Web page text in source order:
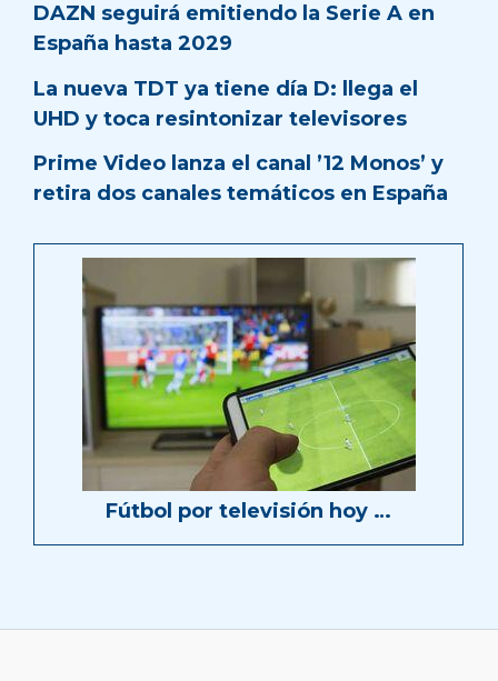
DAZN seguirá emitiendo la Serie A en
España hasta 2029
La nueva TDT ya tiene día D: llega el
UHD y toca resintonizar televisores
Prime Video lanza el canal ’12 Monos’ y
retira dos canales temáticos en España
Fútbol por televisión hoy …